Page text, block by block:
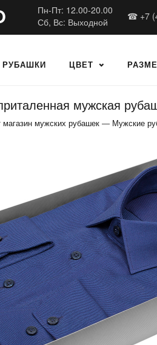
Пн-Пт: 12.00-20.00
Сб, Вс: Выходной
☎ +7
ЦВЕТ
мужская
магазин мужских рубашек — Мужские